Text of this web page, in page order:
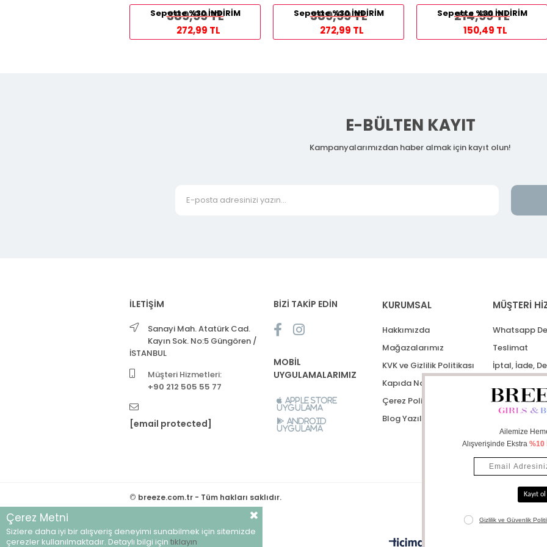
389,99 TL
Sepette %30 İNDİRİM
272,99 TL
389,99 TL
Sepette %30 İNDİRİM
272,99 TL
214,99 TL
Sepette %30 İNDİRİM
150,49 TL
E-BÜLTEN KAYIT
Kampanyalarımızdan haber almak için kayıt olun!
İLETİŞİM
Sanayi Mah. Atatürk Cad.
Kayın Sok. No:5 Güngören /
İSTANBUL
Müşteri Hizmetleri:
+90 212 505 55 77
[email protected]
BİZİ TAKİP EDİN
MOBİL
UYGULAMALARIMIZ
Apple Store
Uygulama
Android
Uygulama
KURUMSAL
Hakkımızda
Mağazalarımız
KVK ve Gizlilik Politikası
Kapıda Nakit Ödeme
Çerez Politikası
Blog Yazıları
MÜŞTERİ
Whatsapp
Teslimat
İptal, İade,
© breeze.com.tr - Tüm hakları saklıdır.
Çerez Metni
Sizlere daha iyi bir alışveriş deneyimi sunabilmek için sitemizde
çerezler kullanılmaktadır. Detaylı bilgi için tıklayın